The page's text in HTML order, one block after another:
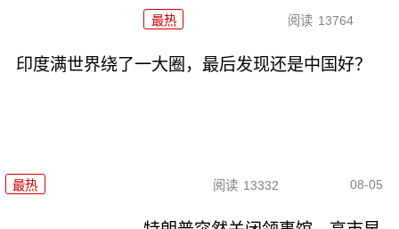
最热 阅读 13764
印度满世界绕了一大圈，最后发现还是中国好？
最热 阅读 13332 08-05